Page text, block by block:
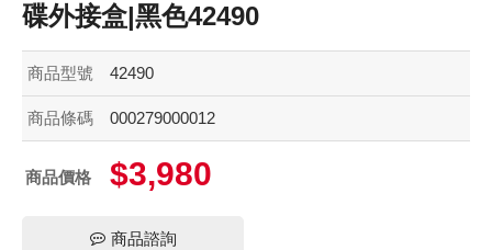
碟外接盒|黑色42490
商品型號 42490
商品條碼 000279000012
商品價格 $3,980
商品諮詢